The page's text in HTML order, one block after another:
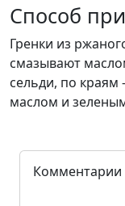
Способ
Гренки из
смазывают
сельди, по краям
маслом и
Комментарии